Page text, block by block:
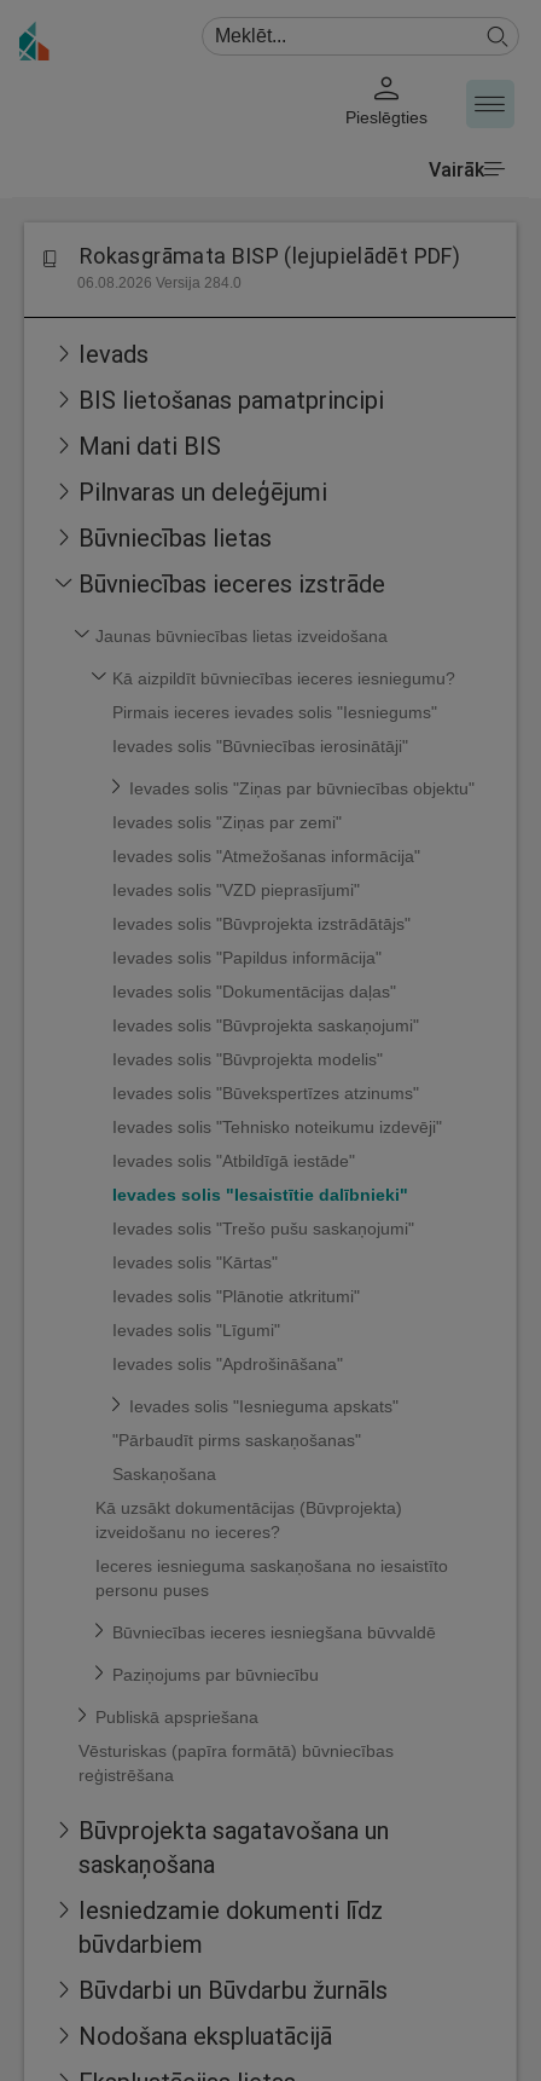
Pieslēgties
Vairāk
Rokasgrāmata BISP (lejupielādēt PDF)
06.08.2026 Versija 284.0
Ievads
BIS lietošanas pamatprincipi
Mani dati BIS
Pilnvaras un deleģējumi
Būvniecības lietas
Būvniecības ieceres izstrāde
Jaunas būvniecības lietas izveidošana
Kā aizpildīt būvniecības ieceres iesniegumu?
Pirmais ieceres ievades solis "Iesniegums"
Ievades solis "Būvniecības ierosinātāji"
Ievades solis "Ziņas par būvniecības objektu"
Ievades solis "Ziņas par zemi"
Ievades solis "Atmežošanas informācija"
Ievades solis "VZD pieprasījumi"
Ievades solis "Būvprojekta izstrādātājs"
Ievades solis "Papildus informācija"
Ievades solis "Dokumentācijas daļas"
Ievades solis "Būvprojekta saskaņojumi"
Ievades solis "Būvprojekta modelis"
Ievades solis "Būvekspertīzes atzinums"
Ievades solis "Tehnisko noteikumu izdevēji"
Ievades solis "Atbildīgā iestāde"
Ievades solis "Iesaistītie dalībnieki"
Ievades solis "Trešo pušu saskaņojumi"
Ievades solis "Kārtas"
Ievades solis "Plānotie atkritumi"
Ievades solis "Līgumi"
Ievades solis "Apdrošināšana"
Ievades solis "Iesnieguma apskats"
"Pārbaudīt pirms saskaņošanas"
Saskaņošana
Kā uzsākt dokumentācijas (Būvprojekta)
izveidošanu no ieceres?
Ieceres iesnieguma saskaņošana no iesaistīto
personu puses
Būvniecības ieceres iesniegšana būvvaldē
Paziņojums par būvniecību
Publiskā apspriešana
Vēsturiskas (papīra formātā) būvniecības
reģistrēšana
Būvprojekta sagatavošana un
saskaņošana
Iesniedzamie dokumenti līdz
būvdarbiem
Būvdarbi un Būvdarbu žurnāls
Nodošana ekspluatācijā